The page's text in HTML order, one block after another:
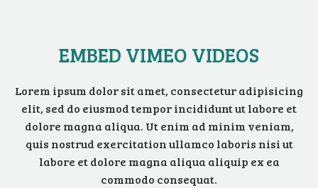
EMBED VIMEO VIDEOS
Lorem ipsum dolor sit amet, consectetur adipisicing
elit, sed do eiusmod tempor incididunt ut labore et
dolore magna aliqua. Ut enim ad minim veniam,
quis nostrud exercitation ullamco laboris nisi ut
labore et dolore magna aliqua aliquip ex ea
commodo consequat.